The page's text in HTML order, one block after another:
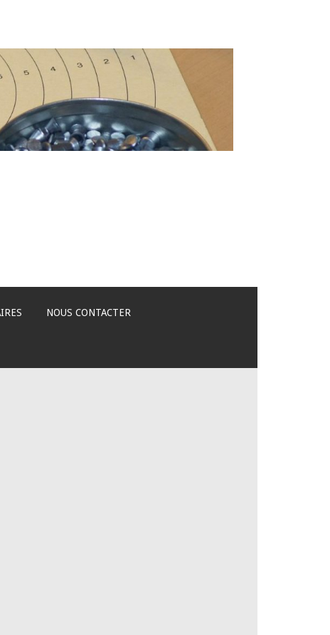
NOUS CONTACTER